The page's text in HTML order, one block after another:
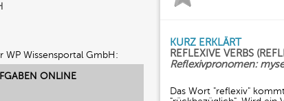
KURZ ERKLÄRT
REFLEXIVE VERBS
Reflexivpronomen:
Das Wort "reflexiv"
WP Wissensportal GmbH:
ONLINE